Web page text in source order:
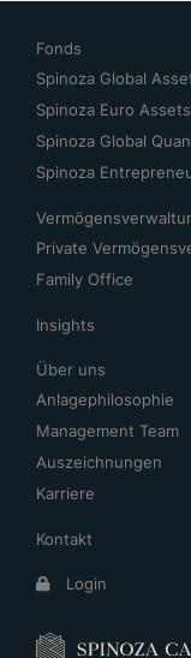
Fonds
Spinoza Global
Spinoza Euro
Spinoza Global
Spinoza
Private
Family Office
Insights
Über uns
Anlagephilosophie
Management Team
Auszeichnungen
Karriere
Kontakt
Login